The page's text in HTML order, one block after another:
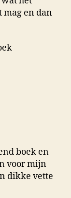
mag en dan
boek en
voor mijn
dikke vette